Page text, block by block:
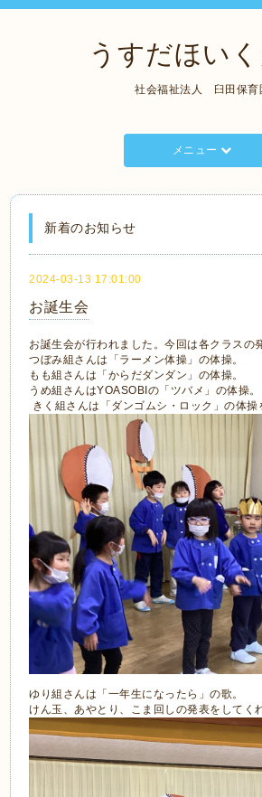
うすだほい
社会福祉法人 臼田保育
メニュー
新着のお知らせ
2024-03-13 17:01:00
お誕生会
お誕生会が行われました。今回は各クラスの
つぼみ組さんは「ラーメン体操」の体操。
もも組さんは「からだダンダン」の体操。
うめ組さんはYOASOBIの「ツバメ」の体操。
きく組さんは「ダンゴムシ・ロック」の体操
ゆり組さんは「一年生になったら」の歌。
けん玉、あやとり、こま回しの発表をしてく